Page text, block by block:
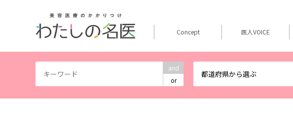
and
or
都道府県から選ぶ
Concept 医人VOICE